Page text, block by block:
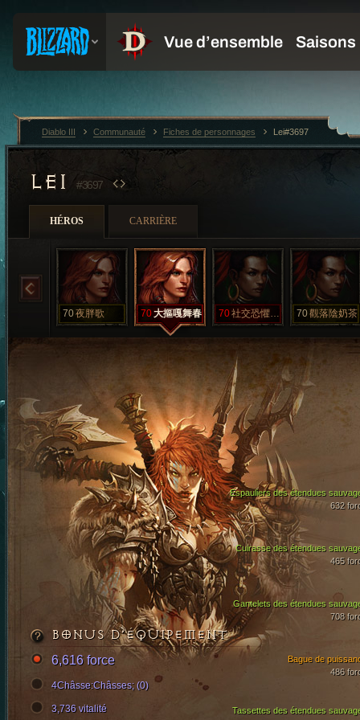
LEI#3697
HÉROS CARRIÈRE
70夜胖歌 70大摳嘎舞春 70 社交恐懼鄭小姐 70觀落陰奶茶
Cuirasse des étendues
465
Gantelets des étendues
708
Espauliers des étendues
632
Tassettes des étendues
Bague de
486
BONUS D’ÉQUIPEMENT
6,616 force
4Châsse:Châsses; (0)
3,736 vitalité
Diablo III Communauté Fiches de personnages Lei#3697